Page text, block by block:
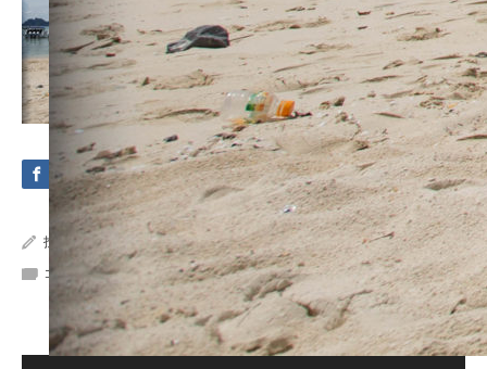
投稿者: Crystal Sea Marine
コメント:0